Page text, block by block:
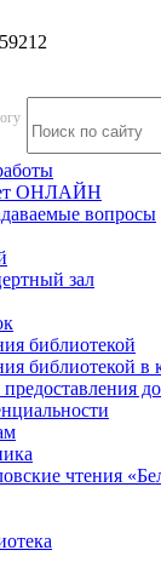
ОНЛАЙН
вопросы
зал
библиотекой
библиотекой в
чтения